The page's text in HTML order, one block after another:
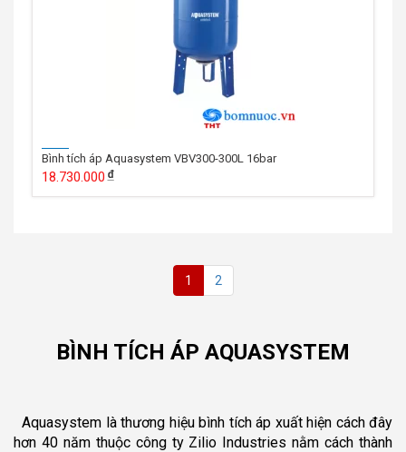
Bình tích áp Aquasystem VBV300-300L 16bar
18.730.000
1 2
BÌNH TÍCH ÁP AQUASYSTEM
Aquasystem là thương hiệu bình tích áp xuất hiện cách đây
hơn 40 năm thuộc công ty Zilio Industries nằm cách thành